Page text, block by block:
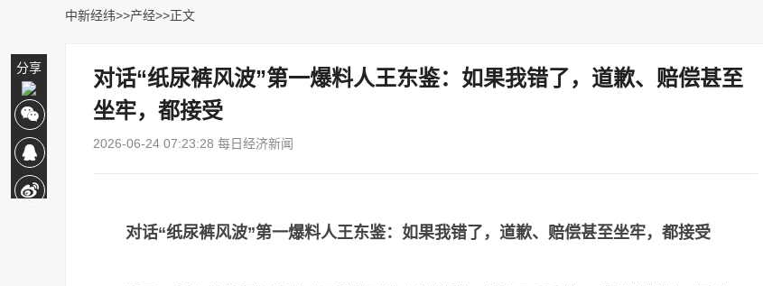
分享
中新经纬>>产经>>正文
对话“纸尿裤风波”第一爆料人王东鉴：如果我错了，道歉、赔偿甚至
坐牢，都接受
2026-06-24 07:23:28 每日经济新闻
对话“纸尿裤风波”第一爆料人王东鉴：如果我错了，道歉、赔偿甚至坐牢，都接受